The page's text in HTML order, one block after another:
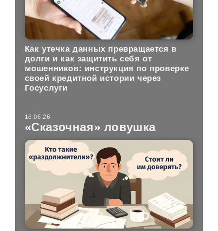
Как утечка данных превращается в
долги и как защитить себя от
мошенников: инструкция по проверке
своей кредитной истории через
Госуслуги
16.06.26
«Сказочная» ловушка